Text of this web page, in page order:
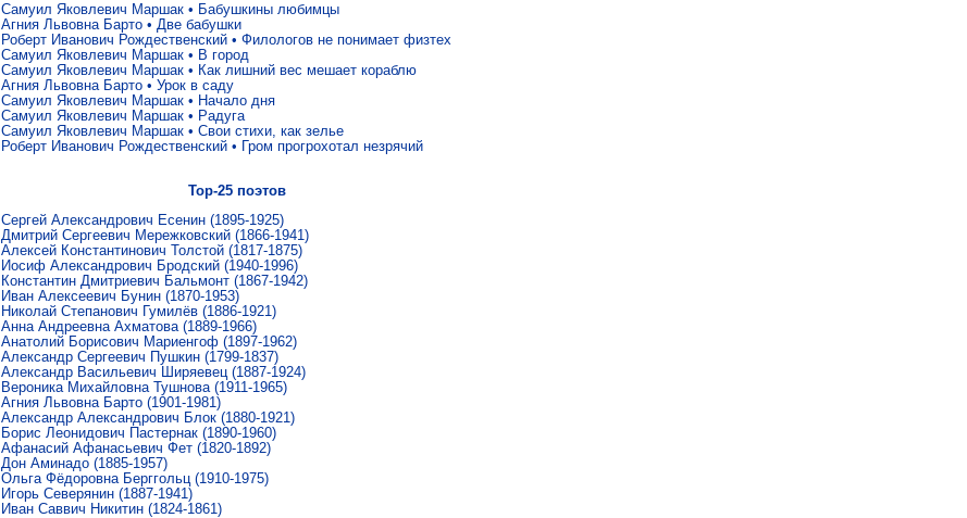
Самуил Яковлевич Маршак • Бабушкины любимцы
Агния Львовна Барто • Две бабушки
Роберт Иванович Рождественский • Филологов не понимает физтех
Самуил Яковлевич Маршак • В город
Самуил Яковлевич Маршак • Как лишний вес мешает кораблю
Агния Львовна Барто • Урок в саду
Самуил Яковлевич Маршак • Начало дня
Самуил Яковлевич Маршак • Радуга
Самуил Яковлевич Маршак • Свои стихи, как зелье
Роберт Иванович Рождественский • Гром прогрохотал незрячий
Top-25 поэтов
Сергей Александрович Есенин (1895-1925)
Дмитрий Сергеевич Мережковский (1866-1941)
Алексей Константинович Толстой (1817-1875)
Иосиф Александрович Бродский (1940-1996)
Константин Дмитриевич Бальмонт (1867-1942)
Иван Алексеевич Бунин (1870-1953)
Николай Степанович Гумилёв (1886-1921)
Анна Андреевна Ахматова(1889-1966)
Анатолий Борисович Мариенгоф (1897-1962)
Александр Сергеевич Пушкин (1799-1837)
Александр Васильевич Ширяевец(1887-1924)
Вероника Михайловна Тушнова(1911-1965)
Агния Львовна Барто (1901-1981)
Александр Александрович Блок (1880-1921)
Борис Леонидович Пастернак (1890-1960)
Афанасий Афанасьевич Фет (1820-1892)
Дон Аминадо (1885-1957)
Ольга Фёдоровна Берггольц(1910-1975)
Игорь Северянин (1887-1941)
Иван Саввич Никитин (1824-1861)